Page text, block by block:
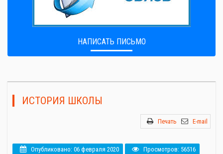
НАПИСАТЬ ПИСЬМО
ИСТОРИЯ ШКОЛЫ
Печать E-mail
Опубликовано: 06 февраля 2020 Просмотров: 56516